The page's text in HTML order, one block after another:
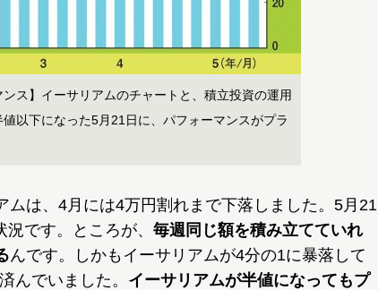
ンス】イーサリアムのチャートと、積立投資の運用
以下になった5月21日に、パフォーマンスがプラ
ムは、4月には4万円割れまで下落しました。5月21
です。ところが、 毎週同じ額を積み立てていれ
んです。しかもイーサリアムが4分の1に暴落して
んでいました。 イーサリアムが半値になってもプ